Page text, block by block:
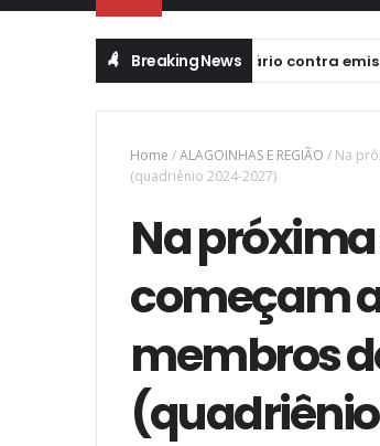
Breaking News
fé em processo milionário contra emissora
Home /ALAGOINHAS E REGIÃO / Na
(quadriênio 2024-2027)
Na
começam
membros